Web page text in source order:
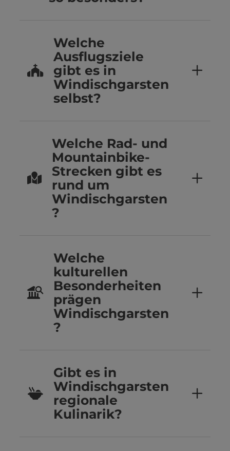
Welche
Ausflugsziele
gibt es in
Windischgarsten
selbst?
Welche Rad- und
Mountainbike-
Strecken gibt es
rund um
Windischgarsten
?
Welche
kulturellen
Besonderheiten
prägen
Windischgarsten
?
Gibt es in
Windischgarsten
regionale
Kulinarik?